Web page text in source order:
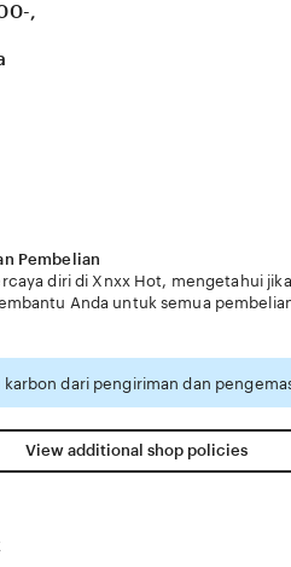
,
Pembelian
diri di Xnxx Hot, mengetahui
Anda untuk semua
dari pengiriman dan
View additional shop policies